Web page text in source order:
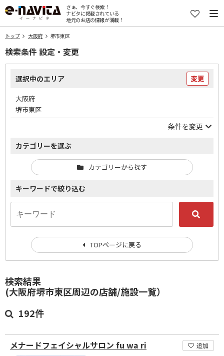
さぁ、今すぐ検索！
ナビタに掲載されている
地元のお店の情報が満載！
トップ 大阪府 堺市東区
検索結果
(大阪府堺市東区周辺の店舗/施設一覧）
192件
メナードフェイシャルサロン fu wa ri 追加
検索条件 設定・変更
選択中のエリア 変更
大阪府
堺市東区
条件を変更
カテゴリーを選ぶ
カテゴリーから探す
キーワードで絞り込む
TOPページに戻る